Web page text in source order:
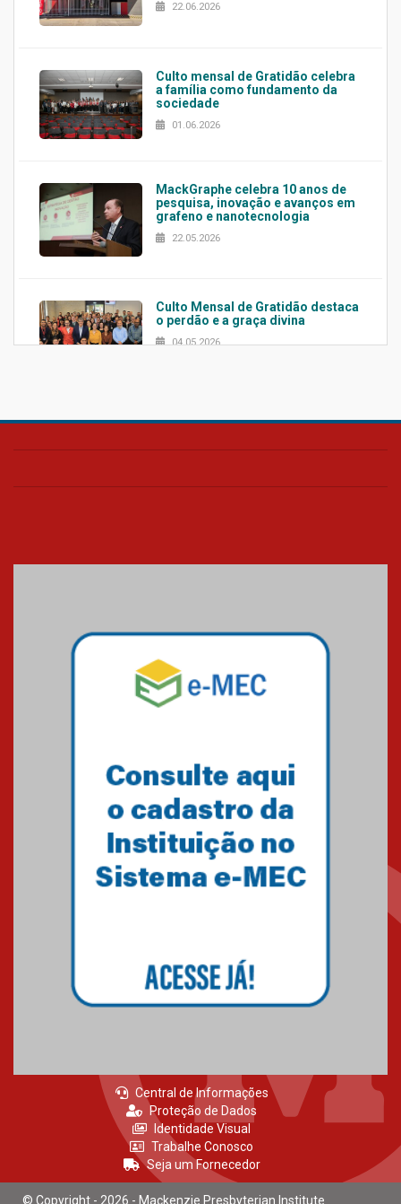
22.06.2026
Culto mensal de Gratidão celebra
a família como fundamento da
sociedade
01.06.2026
MackGraphe celebra 10 anos de
pesquisa, inovação e avanços em
grafeno e nanotecnologia
22.05.2026
Culto Mensal de Gratidão destaca
o perdão e a graça divina
04.05.2026
Confira como foi o culto mensal
Mackenzie mobiliza campanha
solidária para apoiar famílias em
Minas Gerais
Primeiro culto do ano ressalta o
27.02.2026
Central de Informações
Proteção de Dados
Identidade Visual
Trabalhe Conosco
Seja um Fornecedor
© Copyright - 2026 - Mackenzie Presbyterian Institute